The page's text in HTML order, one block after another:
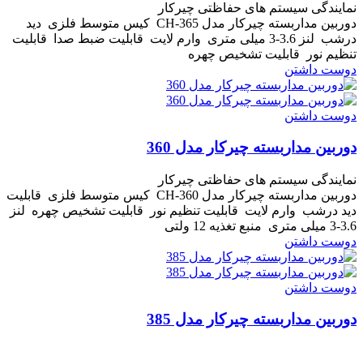
نمایندگی سیستم های حفاظتی چیرکار
دوربین مداربسته چیرکار مدل CH-365 کیس متوسط فلزی دید
درشب لنز 3.6-3 میلی متری وارم لایت قابلیت ضبط صدا قابلیت
تنظیم نور قابلیت تشخیص چهره
دوست داشتن
دوست داشتن
دوربین مداربسته چیرکار مدل 360
نمایندگی سیستم های حفاظتی چیرکار
دوربین مداربسته چیرکار مدل CH-360 کیس متوسط فلزی قابلیت
دید درشب وارم لایت قابلیت تنظیم نور قابلیت تشخیص چهره لنز
3.6-3 میلی متری منبع تغذیه 12 ولتی
دوست داشتن
دوست داشتن
دوربین مداربسته چیرکار مدل 385